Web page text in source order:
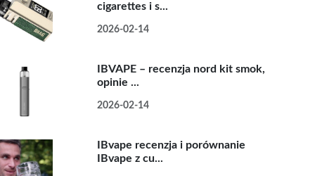
cigarettes i s...
2026-02-14
IBVAPE – recenzja nord kit smok,
opinie ...
2026-02-14
IBvape recenzja i porównanie
IBvape z cu...